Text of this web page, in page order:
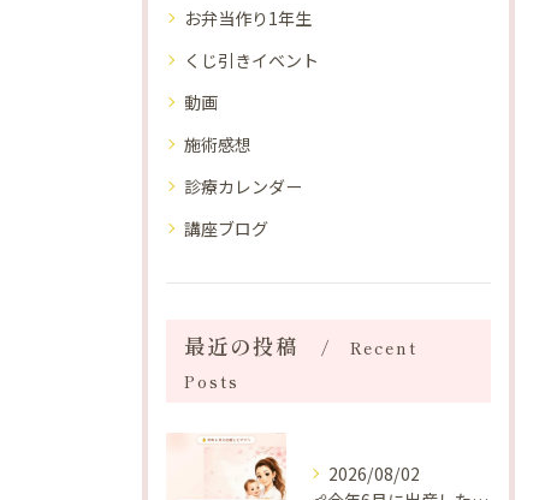
お弁当作り1年生
くじ引きイベント
動画
施術感想
診療カレンダー
講座ブログ
最近の投稿
Recent
Posts
2026/08/02